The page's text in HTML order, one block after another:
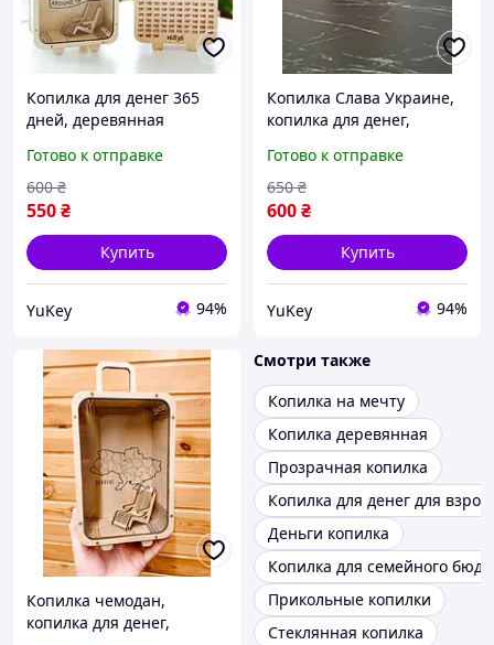
Копилка для денег 365
дней, деревянная
копилка из дерева
Готово к отправке
550₴
600 ₴
Купить
YuKey 94%
Копилка Слава Украине,
копилка для денег,
копилка на мечту
Готово к отправке
600₴
650 ₴
Купить
YuKey 94%
Копилка чемодан,
копилка для денег,
Смотри также
Копилка на мечту
Копилка деревянная
Прозрачная копилка
Копилка для денег для
Деньги копилка
Копилка для семейного
Прикольные копилки
Стеклянная копилка